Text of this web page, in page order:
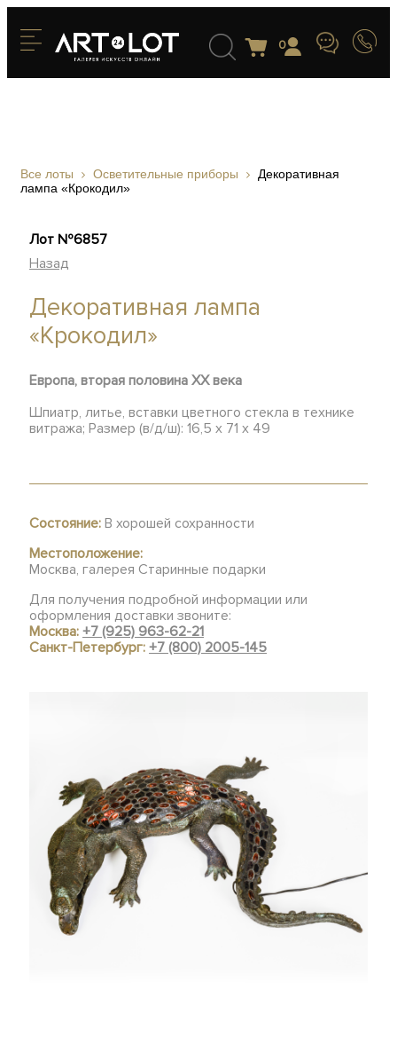
0
Все лоты Осветительные приборы
Декоративная
лампа «Крокодил»
Лот №6857
Назад
Декоративная лампа
«Крокодил»
Европа, вторая половина XX века
Шпиатр, литье, вставки цветного стекла в технике
витража; Размер (в/д/ш): 16,5 х 71 х 49
Состояние: В хорошей сохранности
Местоположение:
Москва, галерея Старинные подарки
Для получения подробной информации или
оформления доставки звоните:
Москва:+7 (925) 963-62-21
Санкт-Петербург:+7 (800) 2005-145